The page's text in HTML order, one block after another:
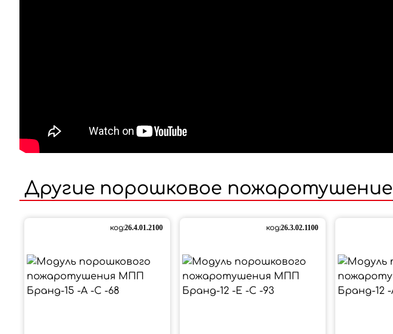
Другие порошковое пожаротушение
код:26.4.01.2100 код:26.3.02.1100